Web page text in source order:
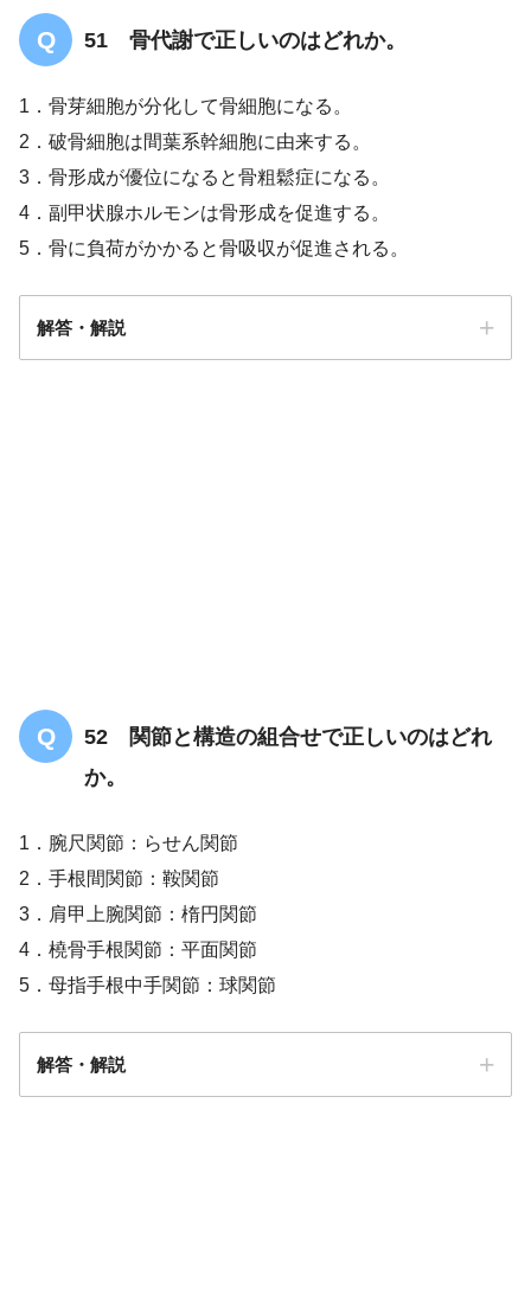
51 骨代謝で正しいのはどれか。
1．骨芽細胞が分化して骨細胞になる。
2．破骨細胞は間葉系幹細胞に由来する。
3．骨形成が優位になると骨粗鬆症になる。
4．副甲状腺ホルモンは骨形成を促進する。
5．骨に負荷がかかると骨吸収が促進される。
解答・解説
52 関節と構造の組合せで正しいのはどれ
か。
1．腕尺関節：らせん関節
2．手根間関節：鞍関節
3．肩甲上腕関節：楕円関節
4．橈骨手根関節：平面関節
5．母指手根中手関節：球関節
解答・解説